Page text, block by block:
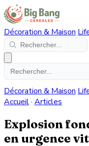
Décoration & Maison
Décoration & Maison
Accueil· Articles
Explosion
en urgence